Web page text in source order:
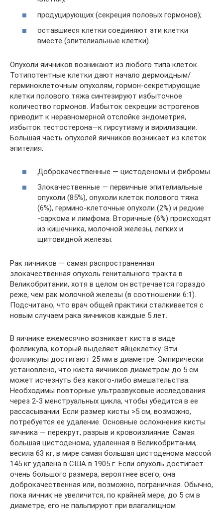
продуцирующих (секреция половых гормонов);
оставшиеся клетки соединяют эти клетки
вместе (эпителиальные клетки).
Опухоли яичников возникают из любого типа клеток.
Тотипотентные клетки дают начало дермоидным/
герминоклеточным опухолям, гормон-секретирующие
клетки полового тяжа синтезируют избыточное
количество гормонов. Избыток секреции эстрогенов
приводит к неравномерной отслойке эндометрия,
избыток тестостерона—к гирсутизму и вирилизации.
Большая часть опухолей яичников возникает из клеток
эпителия.
Доброкачественные — цистоденомы и фибромы.
Злокачественные — первичные эпителиальные
опухоли (85%), опухоли клеток полового тяжа
(6%), гермино-клеточные опухоли (2%) и редкие
-саркома и лимфома. Вторичные (6%) происходят
из кишечника, молочной железы, легких и
щитовидной железы.
Рак яичников — самая распространенная
злокачественная опухоль генитального тракта в
Великобритании, хотя в целом он встречается гораздо
реже, чем рак молочной железы (в соотношении 6:1).
Подсчитано, что врач общей практики сталкивается с
новым случаем рака яичников каждые 5 лет.
В яичнике ежемесячно возникает киста в виде
фолликула, который выделяет яйцеклетку. Эти
фолликулы достигают 25 мм в диаметре. Эмпирически
установлено, что киста яичников диаметром до 5 см
может исчезнуть без какого-либо вмешательства.
Необходимы повторные ультразвуковые исследования
через 2-3 менструальных цикла, чтобы убедится в ее
рассасывании. Если размер кисты >5 см, возможно,
потребуется ее удаление. Основные осложнения кисты
яичника — перекрут, разрыв и кровоизлияние. Самая
большая цистоденома, удаленная в Великобритании,
весила 63 кг, в мире самая большая цистоденома массой
145 кг удалена в США в 1905 г. Если опухоль достигает
очень большого размера, вероятнее всего, она
доброкачественная или, возможно, пограничная. Обычно,
пока яичник не увеличится, по крайней мере, до 5 см в
диаметре, его не пальпируют при влагалищном